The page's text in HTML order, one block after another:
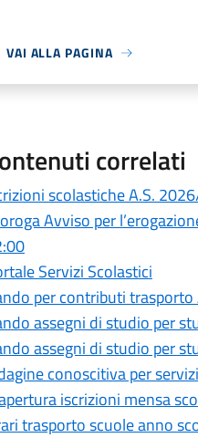
VAI ALLA PAGINA
correlati
scolastiche A.S.
Avviso per
Servizi Scolastici
per contributi
assegni di studio per
assegni di studio per
conoscitiva per
iscrizioni mensa
trasporto scuole anno